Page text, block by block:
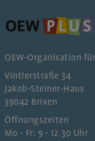
OEW-Organisation
Vintlerstraße 34
Jakob-Steiner-Haus
39042 Brixen
Öffnungszeiten
Mo - Fr: 9 - 12.30 Uhr